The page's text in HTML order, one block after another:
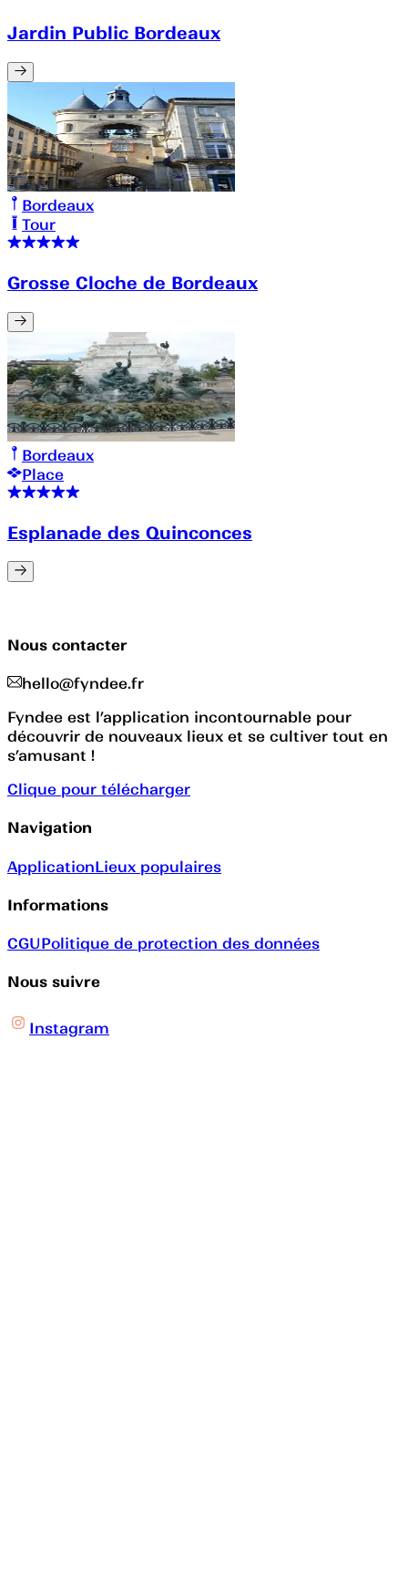
Jardin Public Bordeaux
Bordeaux
Tour
Grosse Cloche de Bordeaux
Bordeaux
Place
Esplanade des Quinconces
Nous contacter
hello@fyndee.fr
Fyndee est l’application incontournable pour
découvrir de nouveaux lieux et se cultiver tout en
s’amusant !
Clique pour télécharger
Navigation
ApplicationLieux populaires
Informations
CGUPolitique de protection des données
Nous suivre
Instagram